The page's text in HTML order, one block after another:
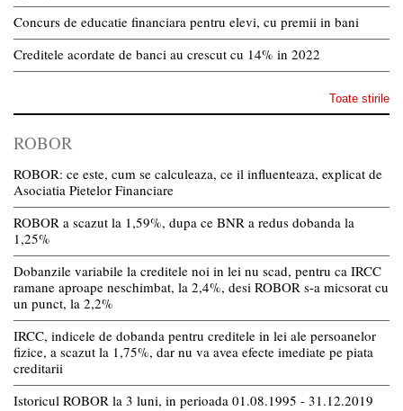
Concurs de educatie financiara pentru elevi, cu premii in bani
Creditele acordate de banci au crescut cu 14% in 2022
Toate stirile
ROBOR
ROBOR: ce este, cum se calculeaza, ce il influenteaza, explicat de
Asociatia Pietelor Financiare
ROBOR a scazut la 1,59%, dupa ce BNR a redus dobanda la
1,25%
Dobanzile variabile la creditele noi in lei nu scad, pentru ca IRCC
ramane aproape neschimbat, la 2,4%, desi ROBOR s-a micsorat cu
un punct, la 2,2%
IRCC, indicele de dobanda pentru creditele in lei ale persoanelor
fizice, a scazut la 1,75%, dar nu va avea efecte imediate pe piata
creditarii
Istoricul ROBOR la 3 luni, in perioada 01.08.1995 - 31.12.2019